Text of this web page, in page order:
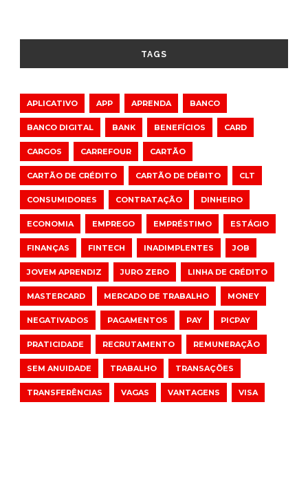
TAGS
APLICATIVO APP APRENDA BANCO
BANCO DIGITAL BANK BENEFÍCIOS CARD
CARGOS CARREFOUR CARTÃO
CARTÃO DE CRÉDITO CARTÃO DE DÉBITO CLT
CONSUMIDORES CONTRATAÇÃO DINHEIRO
ECONOMIA EMPREGO EMPRÉSTIMO ESTÁGIO
FINANÇAS FINTECH INADIMPLENTES JOB
JOVEM APRENDIZ JURO ZERO LINHA DE CRÉDITO
MASTERCARD MERCADO DE TRABALHO MONEY
NEGATIVADOS PAGAMENTOS PAY PICPAY
PRATICIDADE RECRUTAMENTO REMUNERAÇÃO
SEM ANUIDADE TRABALHO TRANSAÇÕES
TRANSFERÊNCIAS VAGAS VANTAGENS VISA